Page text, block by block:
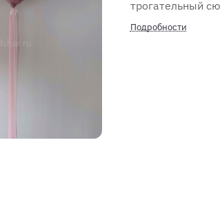
трогательный
Подробности